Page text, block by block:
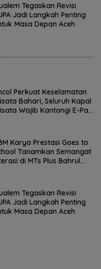
Tegaskan Revisi
Jadi Langkah Penting
Masa Depan Aceh
Perkuat Keselamatan
Bahari, Seluruh Kapal
Wajib Kantongi E-Pas
Karya Prestasi Goes to
Tanamkan Semangat
di MTs Plus Bahrul
Tegaskan Revisi
Jadi Langkah Penting
Masa Depan Aceh